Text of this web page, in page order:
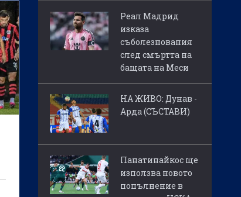
Реал Мадрид
изказа
съболезнования
след смъртта на
бащата на Меси
НА ЖИВО: Дунав -
Арда (СЪСТАВИ)
Панатинайкос ще
използва новото
попълнение в